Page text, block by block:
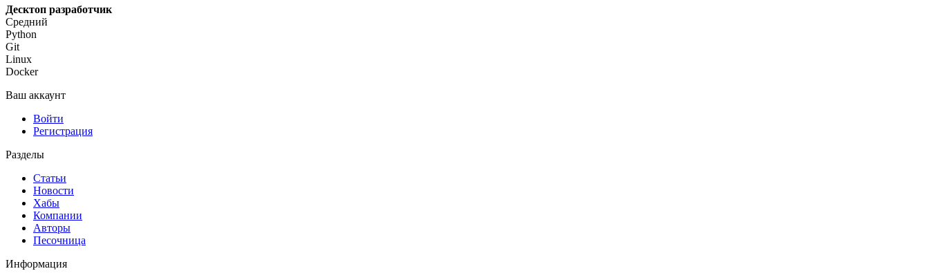
Десктоп разработчик
Средний
Python
Git
Linux
Docker
Ваш аккаунт
Войти
Регистрация
Разделы
Статьи
Новости
Хабы
Компании
Авторы
Песочница
Информация